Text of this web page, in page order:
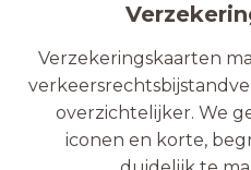
Verzekeringskaarten
overzichtelijker. We
iconen en korte,